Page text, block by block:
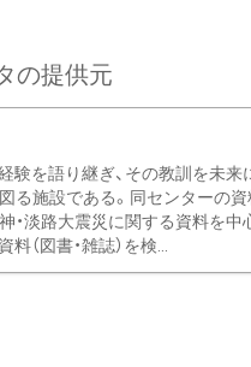
の提供元
験を語り継ぎ、その教訓を未
る施設である。同センターの資
淡路大震災に関する資料を中
（図書・雑誌）を検...